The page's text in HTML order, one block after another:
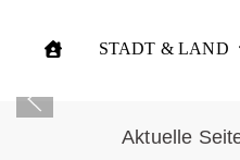
STADT & LAND
Aktuelle